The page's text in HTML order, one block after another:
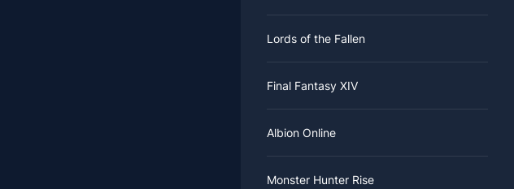
Lords of the Fallen
Final Fantasy XIV
Albion Online
Monster Hunter Rise